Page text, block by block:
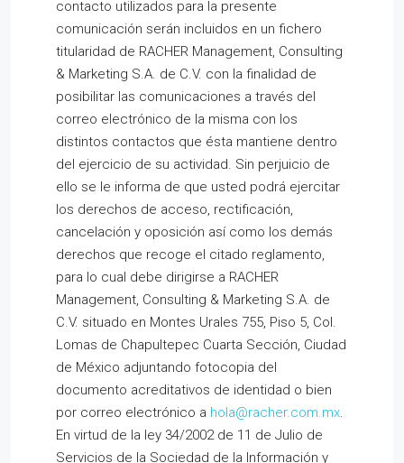
contacto utilizados para la presente
comunicación serán incluidos en un fichero
titularidad de RACHER Management, Consulting
& Marketing S.A. de C.V. con la finalidad de
posibilitar las comunicaciones a través del
correo electrónico de la misma con los
distintos contactos que ésta mantiene dentro
del ejercicio de su actividad. Sin perjuicio de
ello se le informa de que usted podrá ejercitar
los derechos de acceso, rectificación,
cancelación y oposición así como los demás
derechos que recoge el citado reglamento,
para lo cual debe dirigirse a RACHER
Management, Consulting & Marketing S.A. de
C.V. situado en Montes Urales 755, Piso 5, Col.
Lomas de Chapultepec Cuarta Sección, Ciudad
de México adjuntando fotocopia del
documento acreditativos de identidad o bien
por correo electrónico a hola@racher.com.mx.
En virtud de la ley 34/2002 de 11 de Julio de
Servicios de la Sociedad de la Información y